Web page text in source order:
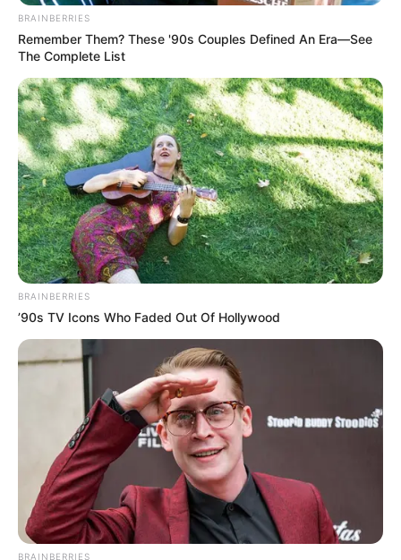
BRAINBERRIES
Remember Them? These '90s Couples Defined An Era—See
The Complete List
BRAINBERRIES
’90s TV Icons Who Faded Out Of Hollywood
BRAINBERRIES